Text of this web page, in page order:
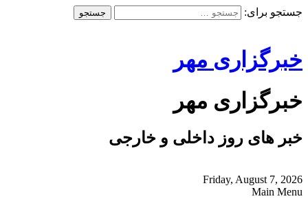
جستجو برای:
خبرگزاری مهر
خبرگزاری مهر
خبر های روز داخلی و خارجی
Friday, August 7, 2026
Main Menu